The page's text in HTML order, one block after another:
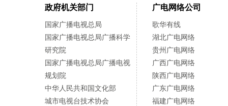
政府机关部门
国家广播电视总局
国家广播电视总局广播科学
研究院
国家广播电视总局广播电视
规划院
中华人民共和国文化部
城市电视台技术协会
广电网络公司
歌华有线
湖北广电网络
贵州广电网络
广西广电网络
陕西广电网络
广东广电网络
福建广电网络